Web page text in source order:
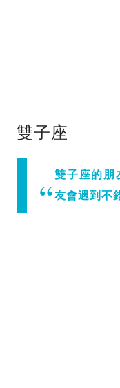
雙子座
雙子座的朋
友會遇到